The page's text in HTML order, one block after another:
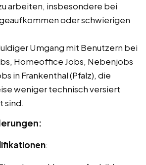
arbeiten, insbesondere bei
oder schwierigen
Umgang mit Benutzern bei
Homeoffice Jobs, Nebenjobs
in Frankenthal (Pfalz), die
weniger technisch versiert
sind.
: